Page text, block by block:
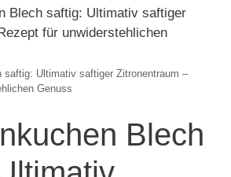
saftig: Ultimativ saftiger Zitronentraum –
Genuss
Blech